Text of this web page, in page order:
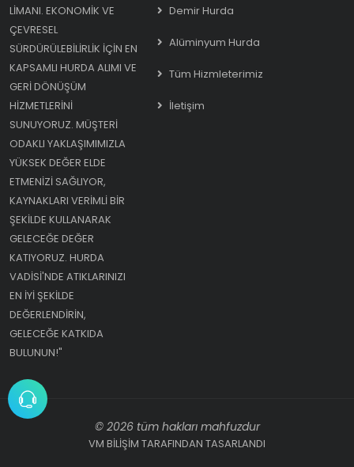
LIMANI. EKONOMIK VE
ÇEVRESEL
SÜRDÜRÜLEBILIRLIK IÇIN EN
KAPSAMLI HURDA ALIMI VE
GERI DÖNÜŞÜM
HIZMETLERINI
SUNUYORUZ. MÜŞTERI
ODAKLI YAKLAŞIMIMIZLA
YÜKSEK DEĞER ELDE
ETMENIZI SAĞLIYOR,
KAYNAKLARI VERIMLI BIR
ŞEKILDE KULLANARAK
GELECEĞE DEĞER
KATIYORUZ. HURDA
VADISI'NDE ATIKLARINIZI
EN IYI ŞEKILDE
DEĞERLENDIRIN,
GELECEĞE KATKIDA
BULUNUN!"
Demir Hurda
Alüminyum Hurda
Tüm Hizmleterimiz
İletişim
© 2026 tüm hakları mahfuzdur
VM BİLİŞİM TARAFINDAN TASARLANDI